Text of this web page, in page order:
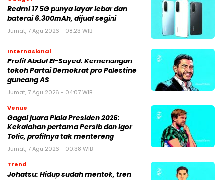
Redmi 17 5G punya layar lebar dan
baterai 6.300mAh, dijual segini
Jumat, 7 Agu 2026 - 08:23 WIB
Internasional
Profil Abdul El-Sayed: Kemenangan
tokoh Partai Demokrat pro Palestine
guncang AS
Jumat, 7 Agu 2026 - 04:07 WIB
Venue
Gagal juara Piala Presiden 2026:
Kekalahan pertama Persib dan Igor
Tolic, profilnya tak mentereng
Jumat, 7 Agu 2026 - 00:38 WIB
Trend
Johatsu: Hidup sudah mentok, tren